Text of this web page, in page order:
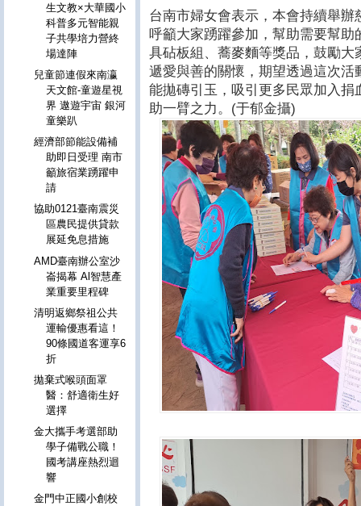
台南市婦女會表示，本會持續舉
呼籲大家踴躍參加，幫助需要幫
具砧板組、蕎麥麵等獎品，鼓勵
遞愛與善的關懷，期望透過這次
能拋磚引玉，吸引更多民眾加入
助一臂之力。(于郁金攝)
生文教×大華國小
科普多元智能親
子共學培力營終
場達陣
兒童節連假來南瀛
天文館-童遊星視
界 遨遊宇宙 銀河
童樂趴
經濟部節能設備補
助即日受理 南市
籲旅宿業踴躍申
請
協助0121臺南震災
區農民提供貸款
展延免息措施
AMD臺南辦公室沙
崙揭幕 Al智慧產
業重要里程碑
清明返鄉祭祖公共
運輸優惠看這！
90條國道客運享6
折
拋棄式喉頭面罩
醫：舒適衛生好
選擇
金大攜手考選部助
學子備戰公職！
國考講座熱烈迴
響
金門中正國小創校